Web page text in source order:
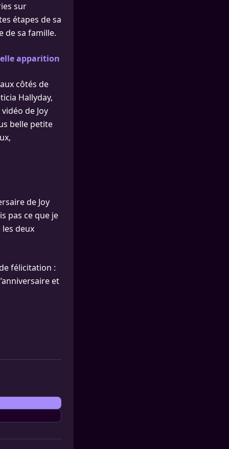
sur
étapes de sa
de sa famille.
apparition
côtés de
Hallyday,
de Joy
belle petite
de Joy
pas ce que je
deux
félicitation :
et